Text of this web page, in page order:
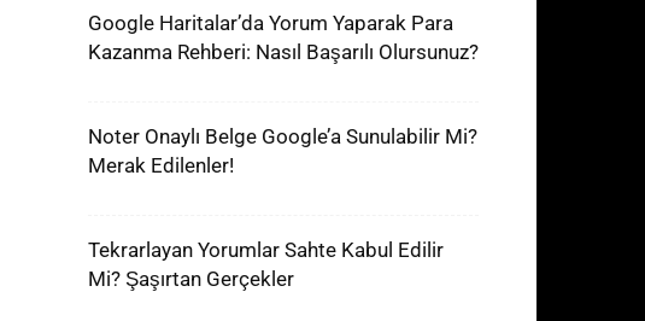
Google Haritalar’da Yorum Yaparak Para
Kazanma Rehberi: Nasıl Başarılı Olursunuz?
Noter Onaylı Belge Google’a Sunulabilir Mi?
Merak Edilenler!
Tekrarlayan Yorumlar Sahte Kabul Edilir
Mi? Şaşırtan Gerçekler